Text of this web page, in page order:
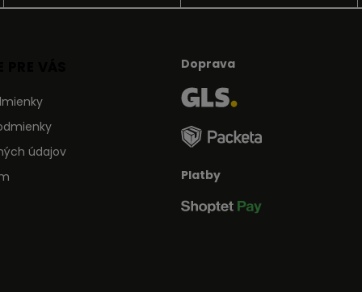
údajov
Doprava
Platby